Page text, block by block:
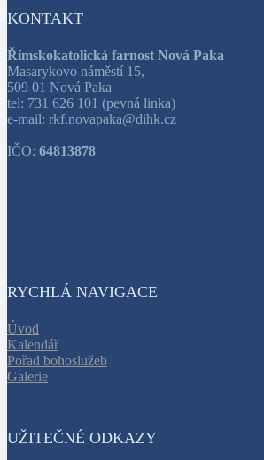
KONTAKT
Římskokatolická farnost Nová Paka
Masarykovo náměstí 15,
509 01 Nová Paka
tel: 731 626 101 (pevná linka)
e-mail: rkf.novapaka@dihk.cz
IČO: 64813878
RYCHLÁ NAVIGACE
Úvod
Kalendář
Pořad bohoslužeb
Galerie
UŽITEČNÉ ODKAZY